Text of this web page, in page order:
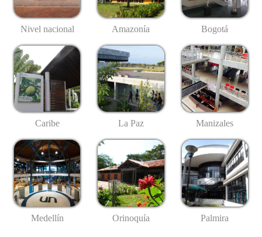
Nivel nacional Amazonía Bogotá
Caribe La Paz Manizales
Medellín Orinoquía Palmira